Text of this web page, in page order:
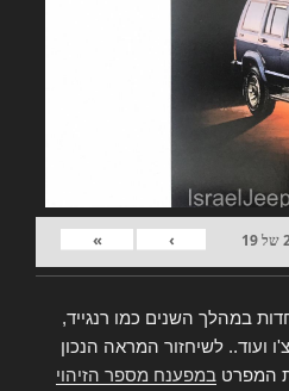
של19
›
»
במהלך השנים כמו רנגייד,
ועוד.. לשיחזור המראה הנכון
המפרט במפענח מספר הזיהוי